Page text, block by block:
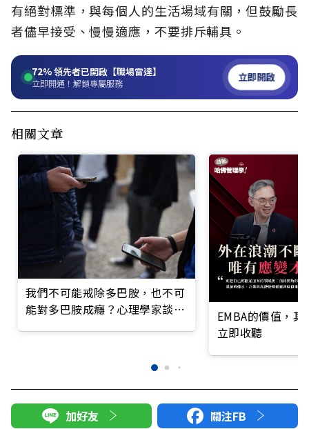
有絕對標準，與每個人的生活場域有關，但鼓勵長
者儘早接受、慢慢適應，不要排斥輔具。
72%領先者已開啟【職場雷達】
立即開通！解鎖專屬服務 立即開啟
相關文章
我們不可能戒除多巴胺，也不可
能對多巴胺成癮？心理學家談
EMBA的價值，
立即收聽
加好友 關注FB